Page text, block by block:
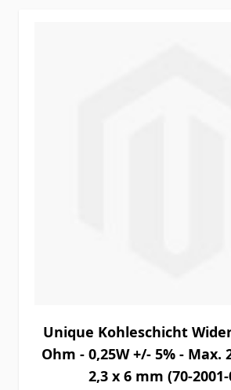
Unique Kohleschicht
Ohm - 0,25W +/- 5% - Max.
2,3 x 6 mm (70-2001-